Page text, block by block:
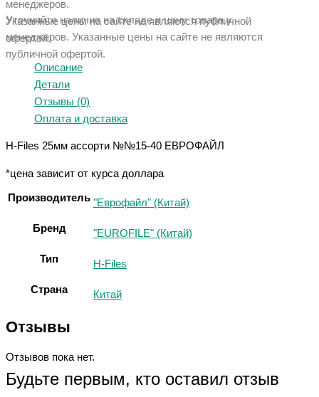
менеджеров.
Указанные цены на сайте не являются публичной
офертой.
Уточняйте наличие на складе и цену товара у
менеджеров. Указанные цены на сайте не являются
публичной офертой.
Описание
Детали
Отзывы (0)
Оплата и доставка
H-Files 25мм ассорти №№15-40 ЕВРОФАЙЛ
*цена зависит от курса доллара
Производитель "Еврофайл" (Китай)
Бренд "EUROFILE" (Китай)
Тип H-Files
Страна Китай
Отзывы
Отзывов пока нет.
Будьте первым, кто оставил отзыв